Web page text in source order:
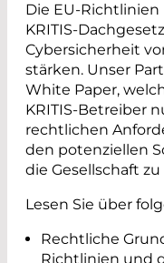
Die EU-Richtlinien
KRITIS-
Cybersicherheit
stärken. Unser
White Paper,
KRITIS-Betreiber
rechtlichen
den potenziellen
die Gesellschaft
Lesen Sie über
Rechtliche
Richtlinien und